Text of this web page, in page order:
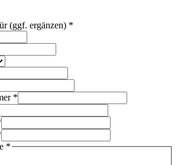
(ggf. ergänzen) *
*
*